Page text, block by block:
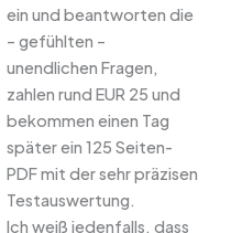
ein und beantworten die
– gefühlten –
unendlichen Fragen,
zahlen rund EUR 25 und
bekommen einen Tag
später ein 125 Seiten-
PDF mit der sehr präzisen
Testauswertung.
Ich weiß jedenfalls, dass